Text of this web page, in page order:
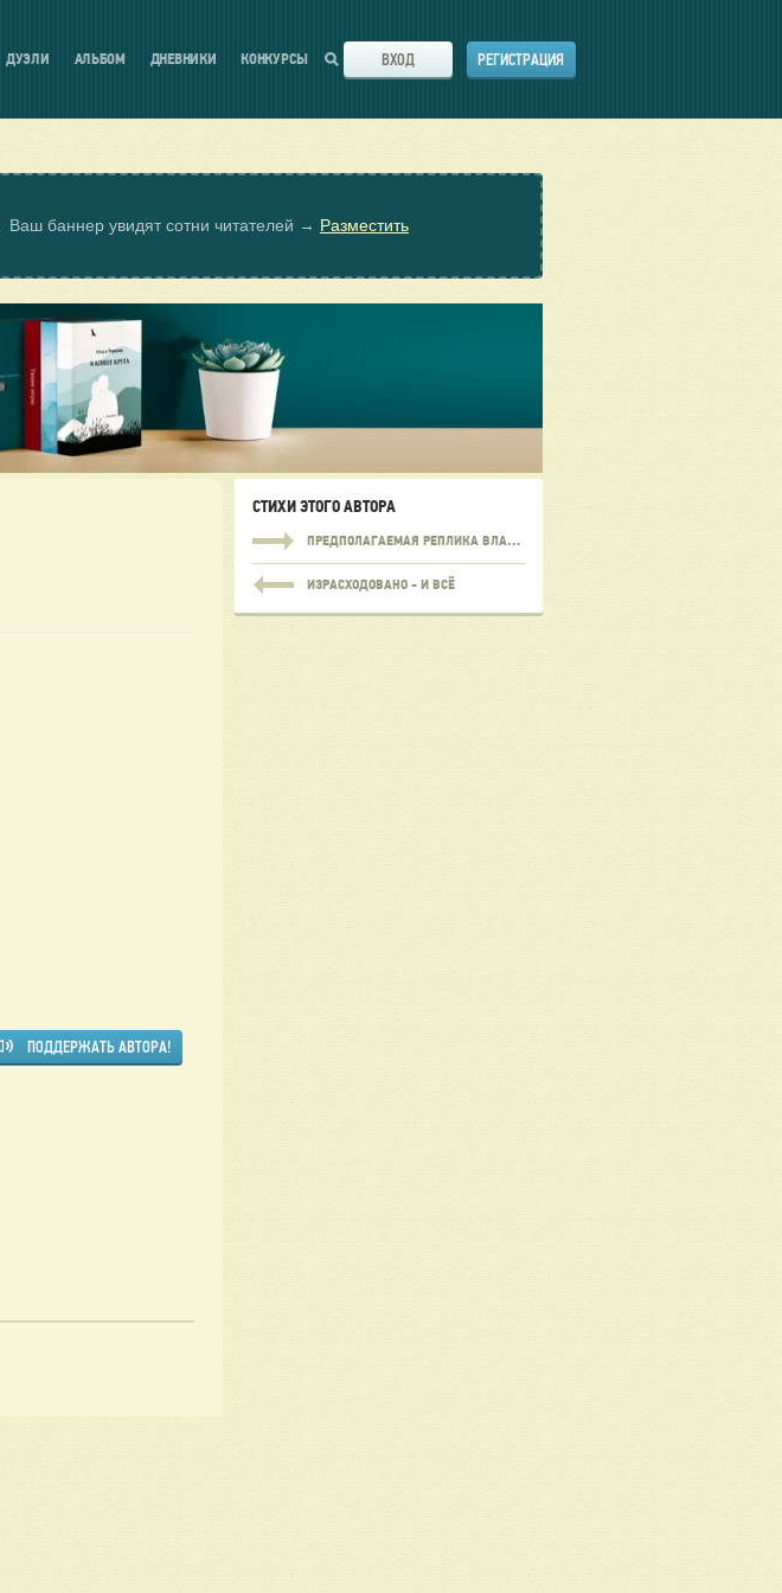
ДУЭЛИ АЛЬБОМ ДНЕВНИКИ КОНКУРСЫ ВХОД РЕГИСТРАЦИЯ
Ваш баннер увидят сотни читателей → Разместить
ПОДДЕРЖАТЬ АВТОРА!
СТИХИ ЭТОГО АВТОРА
ПРЕДПОЛАГАЕМАЯ РЕПЛИКА ВЛАДА СКОЛОВА
ИЗРАСХОДОВАНО - И ВСЁ